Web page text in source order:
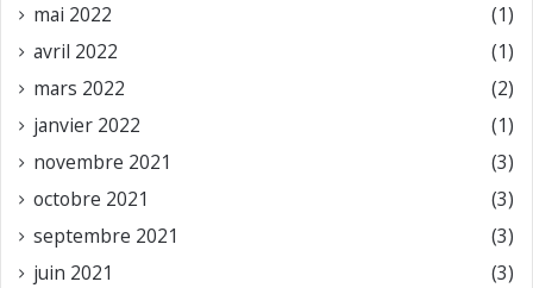
mai 2022
(1)
avril 2022
(1)
mars 2022
(2)
janvier 2022
(1)
novembre 2021
(3)
octobre 2021
(3)
septembre 2021
(3)
juin 2021
(3)